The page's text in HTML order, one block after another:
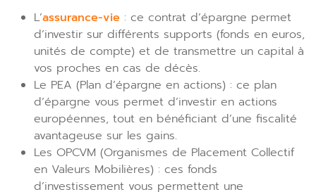
L’assurance-vie : ce contrat d’épargne permet
d’investir sur différents supports (fonds en euros,
unités de compte) et de transmettre un capital à
vos proches en cas de décès.
Le PEA (Plan d’épargne en actions) : ce plan
d’épargne vous permet d’investir en actions
européennes, tout en bénéficiant d’une fiscalité
avantageuse sur les gains.
Les OPCVM (Organismes de Placement Collectif
en Valeurs Mobilières) : ces fonds
d’investissement vous permettent une